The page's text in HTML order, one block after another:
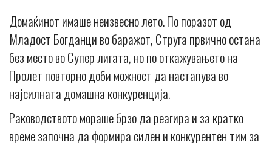
Домаќинот имаше неизвесно лето. По поразот од
Младост Богданци во баражот, Струга првично остана
без место во Супер лигата, но по откажувањето на
Пролет повторно доби можност да настапува во
најсилната домашна конкуренција.
Раководството мораше брзо да реагира и за кратко
време започна да формира силен и конкурентен тим за